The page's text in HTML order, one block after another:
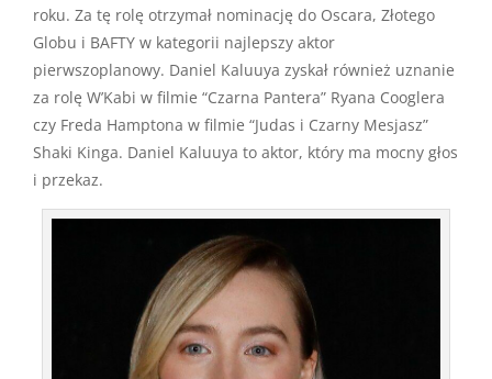
roku. Za tę rolę otrzymał nominację do Oscara, Złotego
Globu i BAFTY w kategorii najlepszy aktor
pierwszoplanowy. Daniel Kaluuya zyskał również uznanie
za rolę W’Kabi w filmie “Czarna Pantera” Ryana Cooglera
czy Freda Hamptona w filmie “Judas i Czarny Mesjasz”
Shaki Kinga. Daniel Kaluuya to aktor, który ma mocny głos
i przekaz.